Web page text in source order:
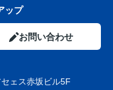
ップ
お問い合わせ
ェス赤坂ビル5F